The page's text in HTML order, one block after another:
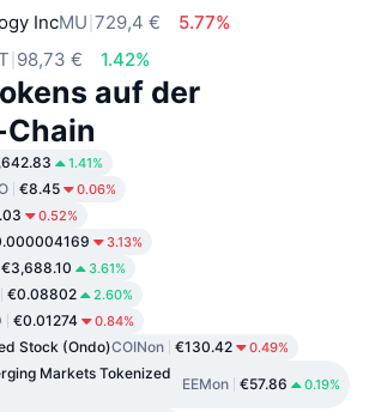
IncMU 729,4 €
5.77%
98,73 € 1.42%
auf der
1.41%
€8.45 0.06%
0.52%
3.13%
€3,688.10 3.61%
€0.08802 2.60%
€0.01274 0.84%
Stock (Ondo)COINon €130.42 0.49%
Markets Tokenized
EEMon €57.86 0.19%